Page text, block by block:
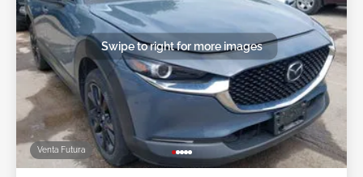
Venta Futura
Swipe to right for more images